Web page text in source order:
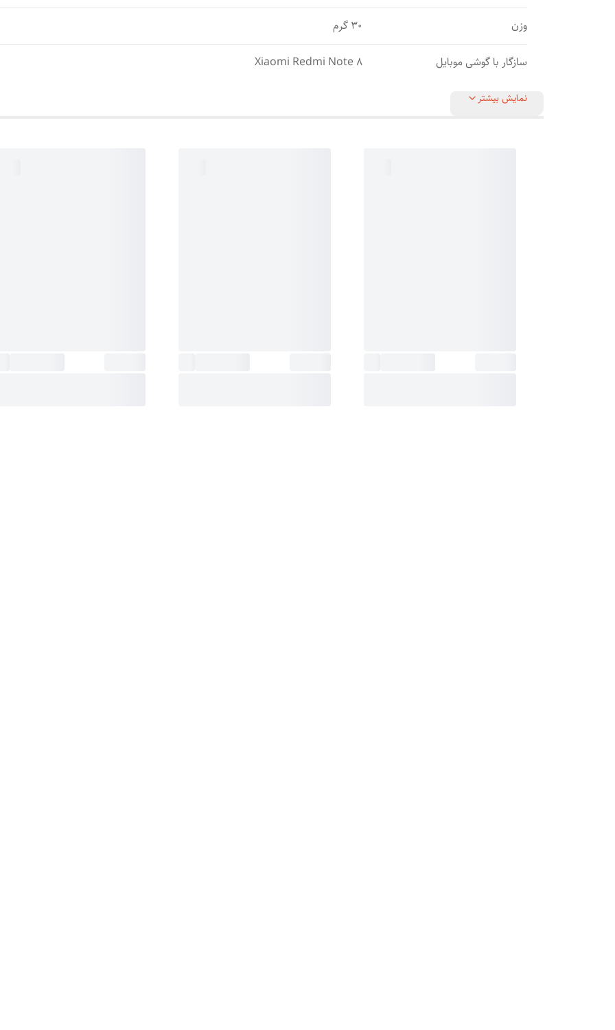
وزن 30 گرم
سازگار با گوشی موبایل Xiaomi Redmi Note 8
نمایش بیشتر